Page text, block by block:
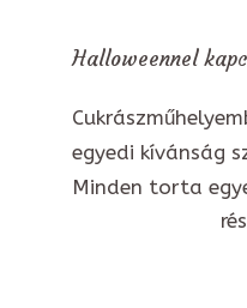
Halloweennel
egyedi kívánság
Minden torta